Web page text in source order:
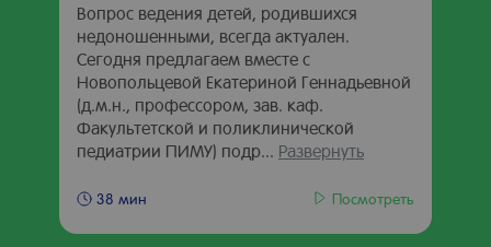
Вопрос ведения детей, родившихся
недоношенными, всегда актуален.
Сегодня предлагаем вместе с
Новопольцевой Екатериной Геннадьевной
(д.м.н., профессором, зав. каф.
Факультетской и поликлинической
педиатрии ПИМУ) подр... Развернуть
38 мин Посмотреть